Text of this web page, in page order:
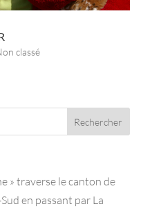
classé
» traverse le canton de
en passant par La